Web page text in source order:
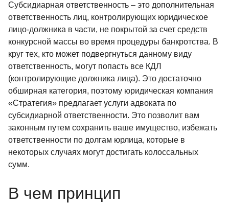
Субсидиарная ответственность – это дополнительная
ответственность лиц, контролирующих юридическое
лицо-должника в части, не покрытой за счет средств
конкурсной массы во время процедуры банкротства. В
круг тех, кто может подвергнуться данному виду
ответственность, могут попасть все КДЛ
(контролирующие должника лица). Это достаточно
обширная категория, поэтому юридическая компания
«Стратегия» предлагает услуги адвоката по
субсидиарной ответственности. Это позволит вам
законным путем сохранить ваше имущество, избежать
ответственности по долгам юрлица, которые в
некоторых случаях могут достигать колоссальных
сумм.
В чем принцип